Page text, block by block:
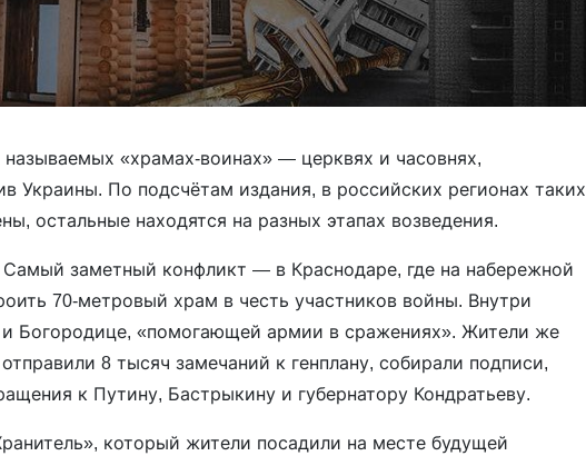
«храмах-воинах» — церквях и часовнях,
Украины. По подсчётам издания, в российских регионах таких
остальные находятся на разных этапах возведения.
заметный конфликт — в Краснодаре, где на набережной
70-метровый храм в честь участников войны. Внутри
Богородице, «помогающей армии в сражениях». Жители же
8 тысяч замечаний к генплану, собирали подписи,
к Путину, Бастрыкину и губернатору Кондратьеву.
который жители посадили на месте будущей